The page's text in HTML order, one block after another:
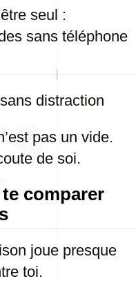
seul :
sans téléphone
distraction
pas un vide.
de soi.
comparer
joue presque
toi.